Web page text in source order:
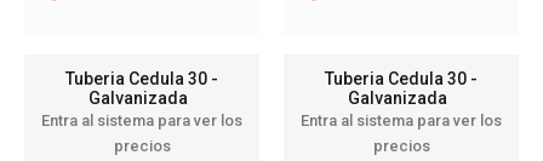
Tuberia Cedula 30 -
Galvanizada
Entra al sistema para ver los
precios
Tuberia Cedula 30 -
Galvanizada
Entra al sistema para ver los
precios